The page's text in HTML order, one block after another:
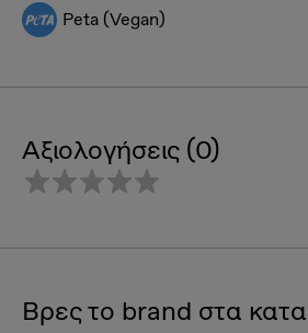
Peta (Vegan)
Αξιολογήσεις (0)
Βρες το brand στα